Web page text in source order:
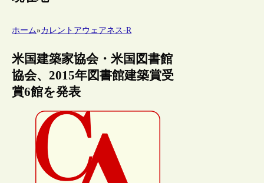
ホーム»カレントアウェアネス-R
米国建築家協会・米国図書館
協会、2015年図書館建築賞受
賞6館を発表